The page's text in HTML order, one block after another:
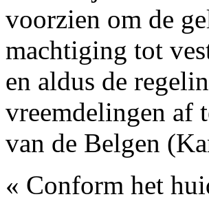
voorzien om de
machtiging tot
en aldus de
vreemdelingen af
van de Belgen
« Conform het